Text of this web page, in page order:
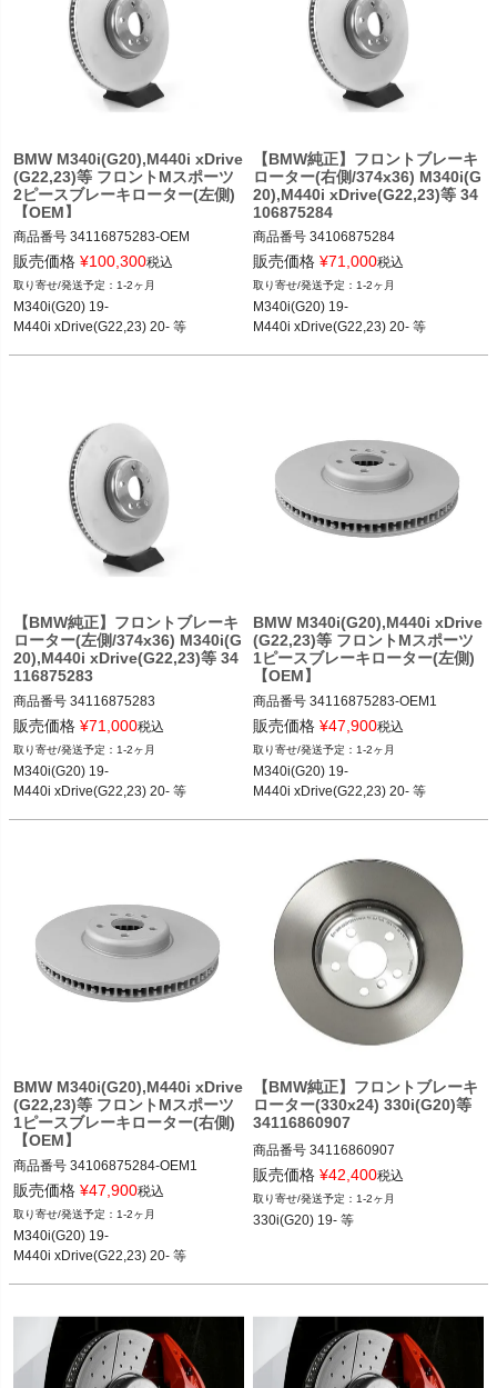
BMW M340i(G20),M440i xDrive
(G22,23)等 フロントMスポーツ
2ピースブレーキローター(左側)
【OEM】
商品番号 34116875283-OEM
34116875283-OEM
販売価格 ¥100,300税込
1-2ヶ月
M340i(G20) 19-
M440i xDrive(G22,23) 20- 等
【BMW純正】フロントブレーキ
ローター(右側/374x36) M340i(G
20),M440i xDrive(G22,23)等 34
106875284
商品番号 34106875284
34106875284
販売価格 ¥71,000税込
1-2ヶ月
M340i(G20) 19-
M440i xDrive(G22,23) 20- 等
【BMW純正】フロントブレーキ
ローター(左側/374x36) M340i(G
20),M440i xDrive(G22,23)等 34
116875283
商品番号 34116875283
34116875283
販売価格 ¥71,000税込
1-2ヶ月
M340i(G20) 19-
M440i xDrive(G22,23) 20- 等
BMW M340i(G20),M440i xDrive
(G22,23)等 フロントMスポーツ
1ピースブレーキローター(左側)
【OEM】
商品番号 34116875283-OEM1
12BMR：34116875283.OEM1
販売価格 ¥47,900税込
1-2ヶ月
M340i(G20) 19-
M440i xDrive(G22,23) 20- 等
BMW M340i(G20),M440i xDrive
(G22,23)等 フロントMスポーツ
1ピースブレーキローター(右側)
【OEM】
商品番号 34106875284-OEM1
12BMR：34106875284.OEM1
販売価格 ¥47,900税込
1-2ヶ月
M340i(G20) 19-
M440i xDrive(G22,23) 20- 等
【BMW純正】フロントブレーキ
ローター(330x24) 330i(G20)等
34116860907
商品番号 34116860907
34116860907
販売価格 ¥42,400税込
1-2ヶ月
330i(G20) 19- 等